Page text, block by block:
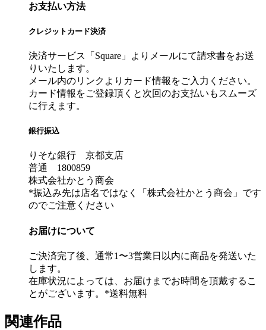
お支払い方法
クレジットカード決済
決済サービス「Square」よりメールにて請求書をお送
りいたします。
メール内のリンクよりカード情報をご入力ください。
カード情報をご登録頂くと次回のお支払いもスムーズ
に行えます。
銀行振込
りそな銀行 京都支店
普通 1800859
株式会社かとう商会
*振込み先は店名ではなく「株式会社かとう商会」です
のでご注意ください
お届けについて
ご決済完了後、通常1〜3営業日以内に商品を発送いた
します。
在庫状況によっては、お届けまでお時間を頂戴するこ
とがございます。*送料無料
関連作品